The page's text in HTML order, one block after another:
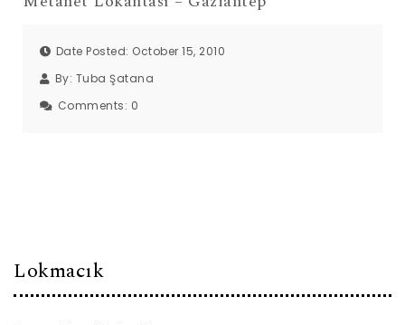
Date Posted: October 15, 2010
By: Tuba Şatana
Comments: 0
Lokmacık